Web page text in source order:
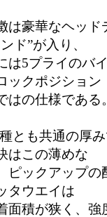
豪華なヘッド
ド”が入り、
は5プライのバ
ックポジション
はの仕様である
とも共通の厚
はこの薄めな
ピックアップ
タウエイは
面積が狭く、